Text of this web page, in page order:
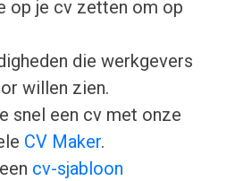
op je cv zetten om op
die werkgevers
willen zien.
snel een cv met onze
CV Maker.
cv-sjabloon